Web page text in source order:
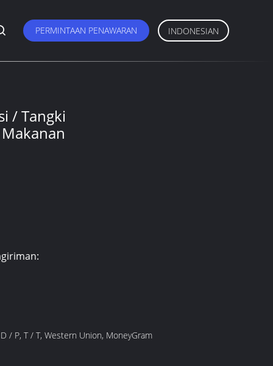
PERMINTAAN PENAWARAN INDONESIAN
/ Tangki
/ P, T / T, Western Union, MoneyGram